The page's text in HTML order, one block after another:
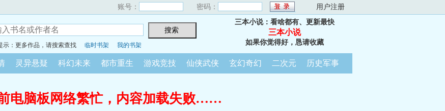
账号： 密码： 用户注册
示：更多作品，请搜索查找 临时书架 我的书架
三本小说：看啥都有、更新最快
三本小说
如果你觉得好，恳请收藏
灵异悬疑 科幻未来 都市重生 游戏竞技 仙侠武侠 玄幻奇幻 二次元 历史军事
电脑板网络繁忙，内容加载失败……